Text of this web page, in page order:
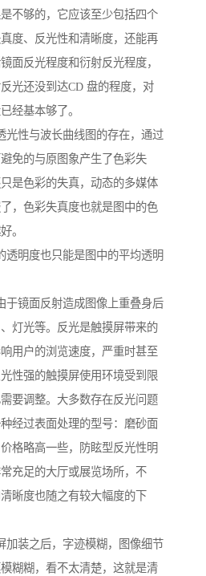
不够的，它应该至少包括四个
度、反光性和清晰度，还能再
面反光程度和衍射反光程度，
光还没到达CD 盘的程度，对
经基本够了。
光性与波长曲线图的存在，通过
免的与原图象产生了色彩失
是色彩的失真，动态的多媒体
，色彩失真度也就是图中的色
。
透明度也只能是图中的平均透明
于镜面反射造成图像上重叠身后
灯光等。反光是触摸屏带来的
用户的浏览速度，严重时甚至
性强的触摸屏使用环境受到限
要调整。大多数存在反光问题
经过表面处理的型号：磨砂面
格略高一些，防眩型反光性明
充足的大厅或展览场所，不
晰度也随之有较大幅度的下
加装之后，字迹模糊，图像细节
糊糊，看不太清楚，这就是清